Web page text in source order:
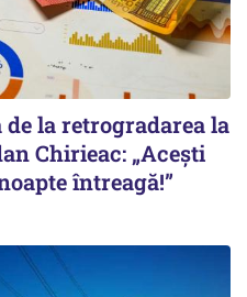
la retrogradarea la
Chirieac: „Acești
întreagă!”